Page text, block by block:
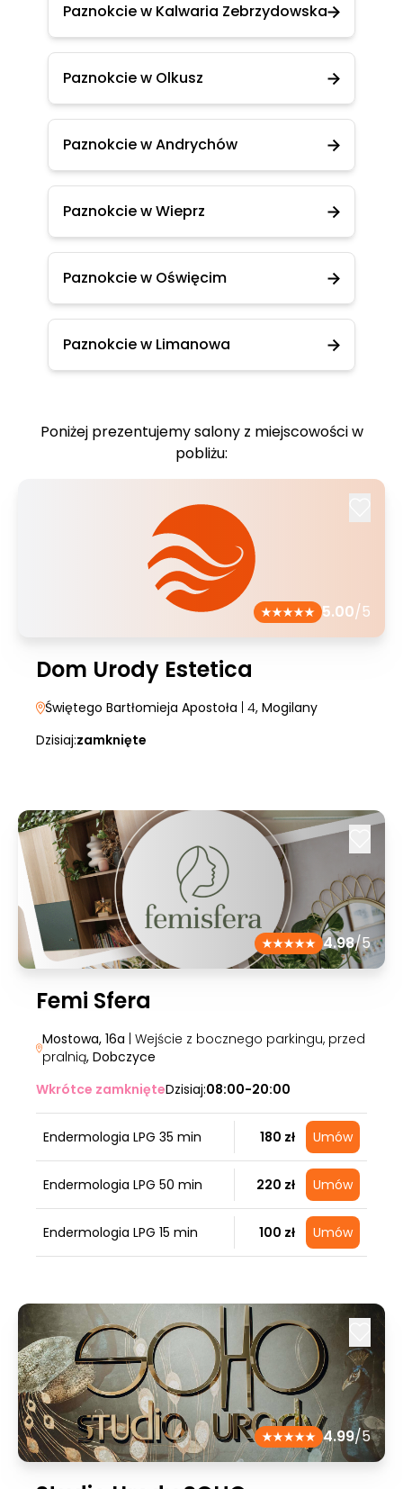
Paznokcie w Kalwaria Zebrzydowska
Paznokcie w Olkusz
Paznokcie w Andrychów
Paznokcie w Wieprz
Paznokcie w Oświęcim
Paznokcie w Limanowa
Poniżej prezentujemy salony z miejscowości w
pobliżu:
5.00/5
Dom Urody Estetica
Świętego Bartłomieja Apostoła | 4, Mogilany
Dzisiaj:zamknięte
4.98/5
Femi Sfera
Mostowa, 16a | Wejście z bocznego parkingu, przed
pralnią, Dobczyce
Wkrótce zamknięteDzisiaj:08:00-20:00
Endermologia LPG 35 min 180 zł Umów
Endermologia LPG 50 min 220 zł Umów
Endermologia LPG 15 min 100 zł Umów
4.99/5